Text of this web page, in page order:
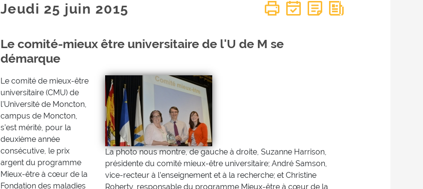
Jeudi 25 juin 2015
Le comité-mieux être universitaire de l'U de M se
démarque
La photo nous montre, de gauche à droite, Suzanne Harrison,
présidente du comité mieux-être universitaire; André Samson,
vice-recteur à l’enseignement et à la recherche; et Christine
Roherty, responsable du programme Mieux-être à cœur de la
Le comité de mieux-être
universitaire (CMU) de
l'Université de Moncton,
campus de Moncton,
s’est mérité, pour la
deuxième année
consécutive, le prix
argent du programme
Mieux-être à cœur de la
Fondation des maladies